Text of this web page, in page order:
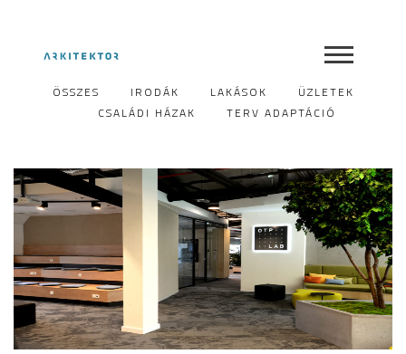
ÖSSZES IRODÁK LAKÁSOK
ÜZLETEK
CSALÁDI HÁZAK
TERV ADAPTÁCIÓ
OTP LAB